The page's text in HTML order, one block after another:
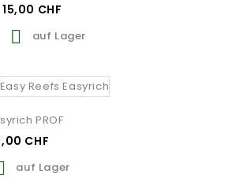
15,00 CHF
 auf Lager
PROF
CHF
auf Lager